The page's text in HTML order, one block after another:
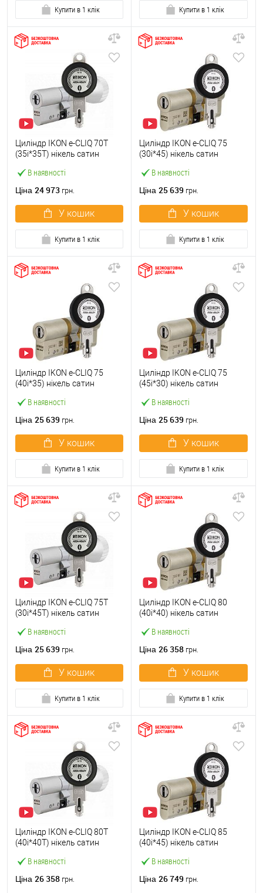
Купити в 1 клік Купити в 1 клік
В наявності
Циліндр IKON e-CLIQ 70T
(35i*35T) нікель сатин
Ціна 24 973 грн.
У кошик
Купити в 1 клік
В наявності
Циліндр IKON e-CLIQ 75
(30i*45) нікель сатин
Ціна 25 639 грн.
У кошик
Купити в 1 клік
В наявності
Циліндр IKON e-CLIQ 75
(40i*35) нікель сатин
Ціна 25 639 грн.
У кошик
Купити в 1 клік
В наявності
Циліндр IKON e-CLIQ 75
(45i*30) нікель сатин
Ціна 25 639 грн.
У кошик
Купити в 1 клік
В наявності
Циліндр IKON e-CLIQ 75T
(30i*45T) нікель сатин
Ціна 25 639 грн.
У кошик
Купити в 1 клік
В наявності
Циліндр IKON e-CLIQ 80
(40i*40) нікель сатин
Ціна 26 358 грн.
У кошик
Купити в 1 клік
В наявності
Циліндр IKON e-CLIQ 80T
(40i*40T) нікель сатин
Ціна 26 358 грн.
В наявності
Циліндр IKON e-CLIQ 85
(40i*45) нікель сатин
Ціна 26 749 грн.